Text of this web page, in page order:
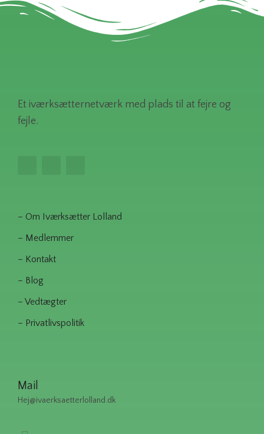
Et iværksætternetværk med plads til at fejre og
fejle.
– Om Iværksætter Lolland
– Medlemmer
– Kontakt
– Blog
– Vedtægter
– Privatlivspolitik
Mail
Hej@ivaerksaetterlolland.dk